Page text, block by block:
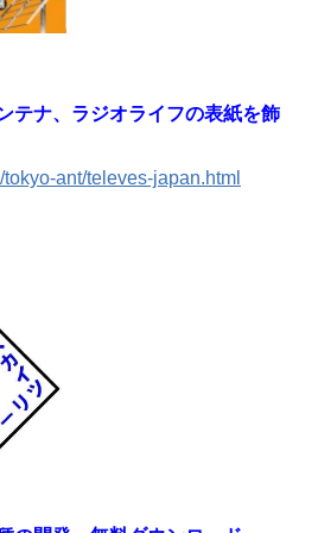
テナ、ラジオライフの表紙を飾
ant/televes-japan.html